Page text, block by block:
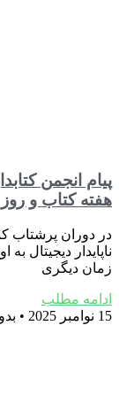
پیام انجمن
هفته کتاب و روز
در دوران پرشتاب
ناپایدار دیجیتال
زمان دیگری
ادامه مطلب
15 نوامبر 2025